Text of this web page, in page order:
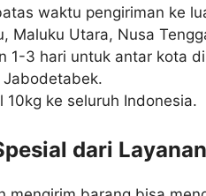
waktu pengiriman ke
Maluku Utara, Nusa
1-3 hari untuk antar kota
10kg ke seluruh Indonesia.
dari